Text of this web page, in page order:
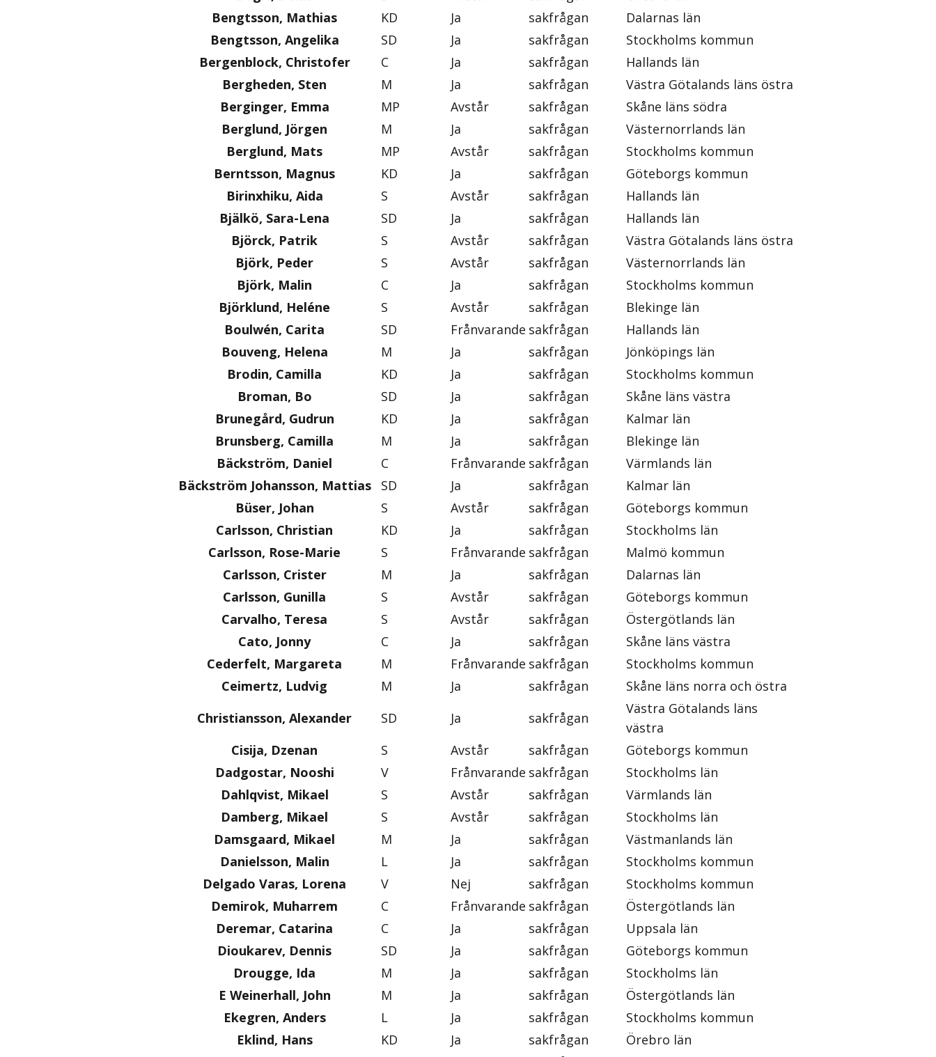
Bengtsson, Mathias
KD Ja sakfrågan
Dalarnas län
Bengtsson, Angelika
SD Ja sakfrågan
Stockholms kommun
Bergenblock, Christofer
C Ja sakfrågan
Hallands län
Bergheden, Sten
M Ja sakfrågan
Västra Götalands läns östra
Berginger, Emma
MP Avstår sakfrågan
Skåne läns södra
Berglund, Jörgen
M Ja sakfrågan
Västernorrlands län
Berglund, Mats
MP Avstår sakfrågan
Stockholms kommun
Berntsson, Magnus
KD Ja sakfrågan
Göteborgs kommun
Birinxhiku, Aida
S Avstår sakfrågan
Hallands län
Bjälkö, Sara-Lena
SD Ja sakfrågan
Hallands län
Björck, Patrik
S Avstår sakfrågan
Västra Götalands läns östra
Björk, Peder
S Avstår sakfrågan
Västernorrlands län
Björk, Malin
C Ja sakfrågan
Stockholms kommun
Björklund, Heléne
S Avstår sakfrågan
Blekinge län
Boulwén, Carita
SD Frånvarande sakfrågan
Hallands län
Bouveng, Helena
M Ja sakfrågan
Jönköpings län
Brodin, Camilla
KD Ja sakfrågan
Stockholms kommun
Broman, Bo
SD Ja sakfrågan
Skåne läns västra
Brunegård, Gudrun
KD Ja sakfrågan
Kalmar län
Brunsberg, Camilla
M Ja sakfrågan
Blekinge län
Bäckström, Daniel
C Frånvarande sakfrågan
Värmlands län
Bäckström Johansson, Mattias
SD Ja sakfrågan
Kalmar län
Büser, Johan
S Avstår sakfrågan
Göteborgs kommun
Carlsson, Christian
KD Ja sakfrågan
Stockholms län
Carlsson, Rose-Marie
S Frånvarande sakfrågan
Malmö kommun
Carlsson, Crister
M Ja sakfrågan
Dalarnas län
Carlsson, Gunilla
S Avstår sakfrågan
Göteborgs kommun
Carvalho, Teresa
S Avstår sakfrågan
Östergötlands län
Cato, Jonny
C Ja sakfrågan
Skåne läns västra
Cederfelt, Margareta
M Frånvarande sakfrågan
Stockholms kommun
Ceimertz, Ludvig
M Ja sakfrågan
Skåne läns norra och östra
Christiansson, Alexander
SD Ja sakfrågan
Västra Götalands läns
västra
Cisija, Dzenan
S Avstår sakfrågan
Göteborgs kommun
Dadgostar, Nooshi
V Frånvarande sakfrågan
Stockholms län
Dahlqvist, Mikael
S Avstår sakfrågan
Värmlands län
Damberg, Mikael
S Avstår sakfrågan
Stockholms län
Damsgaard, Mikael
M Ja sakfrågan
Västmanlands län
Danielsson, Malin
L Ja sakfrågan
Stockholms kommun
Delgado Varas, Lorena
V Nej sakfrågan
Stockholms kommun
Demirok, Muharrem
C Frånvarande sakfrågan
Östergötlands län
Deremar, Catarina
C Ja sakfrågan
Uppsala län
Dioukarev, Dennis
SD Ja sakfrågan
Göteborgs kommun
Drougge, Ida
M Ja sakfrågan
Stockholms län
E Weinerhall, John
M Ja sakfrågan
Östergötlands län
Ekegren, Anders
L Ja sakfrågan
Stockholms kommun
Eklind, Hans
KD Ja sakfrågan
Örebro län